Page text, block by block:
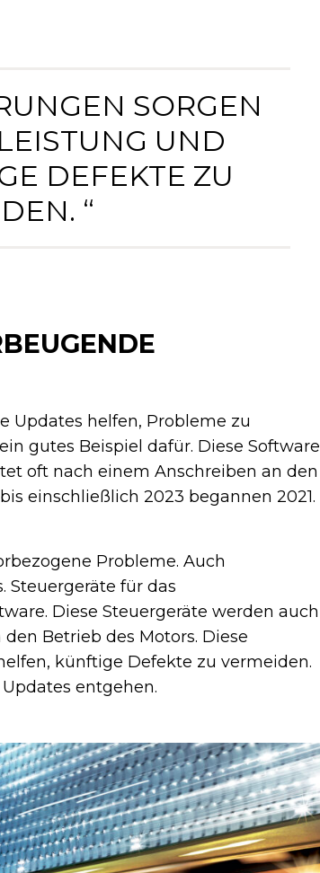
SORGEN
UND
DEFEKTE ZU
“
Updates helfen, Probleme zu
gutes Beispiel dafür. Diese Software
oft nach einem Anschreiben an den
einschließlich 2023 begannen 2021.
Probleme. Auch
Steuergeräte für das
Diese Steuergeräte werden auch
Betrieb des Motors. Diese
künftige Defekte zu vermeiden.
entgehen.